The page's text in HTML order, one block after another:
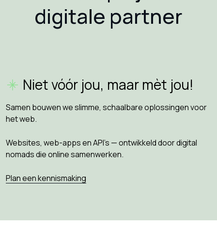
digitale partner
Niet vóór jou, maar mèt jou!
Samen bouwen we slimme, schaalbare oplossingen voor
het web.
Websites, web-apps en API’s — ontwikkeld door digital
nomads die online samenwerken.
Plan een kennismaking